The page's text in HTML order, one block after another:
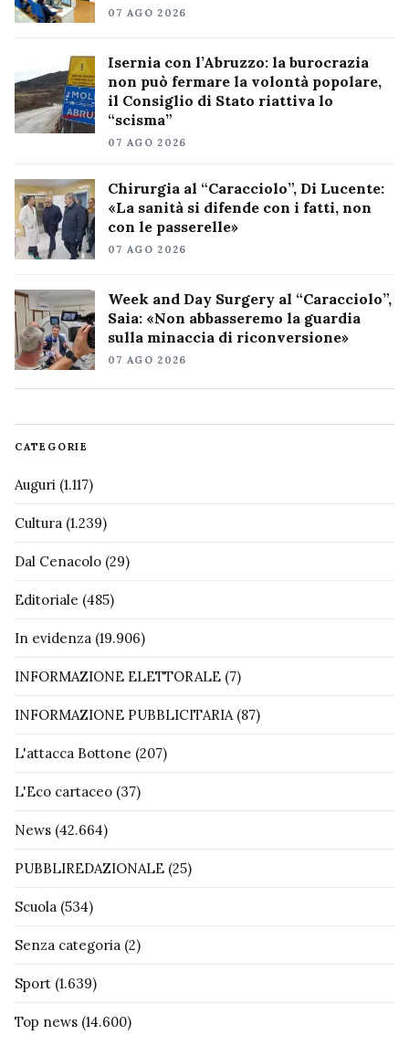
07 AGO 2026
Isernia con l’Abruzzo: la burocrazia
non può fermare la volontà popolare,
il Consiglio di Stato riattiva lo
“scisma”
07 AGO 2026
Chirurgia al “Caracciolo”, Di Lucente:
«La sanità si difende con i fatti, non
con le passerelle»
07 AGO 2026
Week and Day Surgery al “Caracciolo”,
Saia: «Non abbasseremo la guardia
sulla minaccia di riconversione»
07 AGO 2026
CATEGORIE
Auguri (1.117)
Cultura (1.239)
Dal Cenacolo (29)
Editoriale (485)
In evidenza (19.906)
INFORMAZIONE ELETTORALE (7)
INFORMAZIONE PUBBLICITARIA(87)
L'attacca Bottone (207)
L'Eco cartaceo (37)
News (42.664)
PUBBLIREDAZIONALE (25)
Scuola (534)
Senza categoria (2)
Sport (1.639)
Top news (14.600)